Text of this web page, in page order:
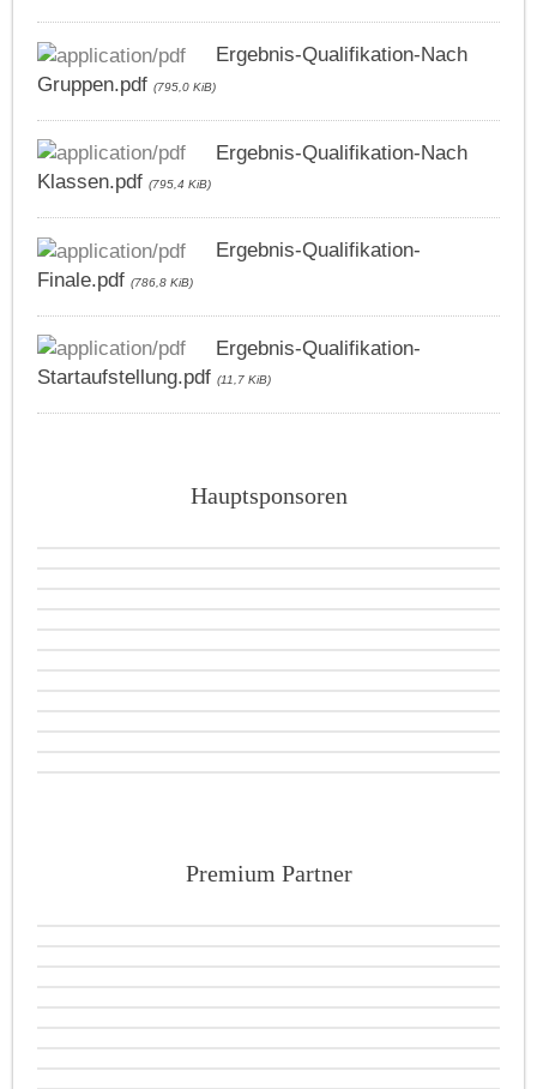
Ergebnis-Qualifikation-Nach
Gruppen.pdf(795,0 KiB)
Ergebnis-Qualifikation-Nach
Klassen.pdf(795,4 KiB)
Ergebnis-Qualifikation-
Finale.pdf(786,8 KiB)
Ergebnis-Qualifikation-
Startaufstellung.pdf(11,7 KiB)
Hauptsponsoren
Premium Partner